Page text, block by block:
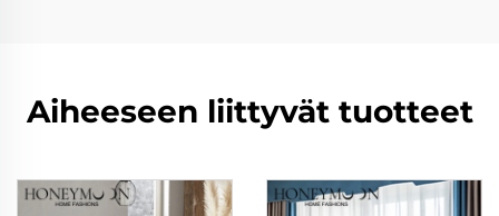
Aiheeseen liittyvät tuotteet